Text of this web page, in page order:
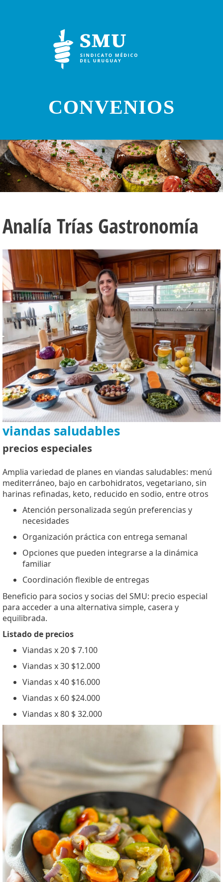
CONVENIOS
Analía Trías Gastronomía
viandas saludables
precios especiales
Amplia variedad de planes en viandas saludables: menú
mediterráneo, bajo en carbohidratos, vegetariano, sin
harinas refinadas, keto, reducido en sodio, entre otros
Atención personalizada según preferencias y
necesidades
Organización práctica con entrega semanal
Opciones que pueden integrarse a la dinámica
familiar
Coordinación flexible de entregas
Beneficio para socios y socias del SMU: precio especial
para acceder a una alternativa simple, casera y
equilibrada.
Listado de precios
Viandas x 20 $ 7.100
Viandas x 30 $12.000
Viandas x 40 $16.000
Viandas x 60 $24.000
Viandas x 80 $ 32.000